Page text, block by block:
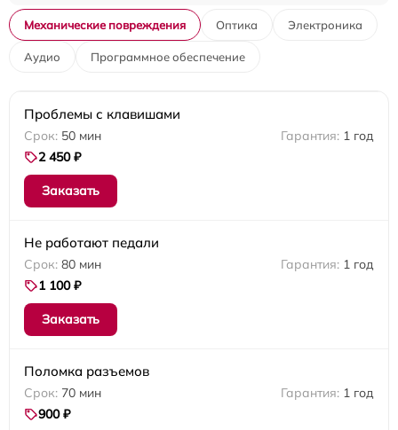
Механические повреждения Оптика Электроника
Аудио Программное обеспечение
Проблемы с клавишами
50 мин
1 год
2 450 ₽
Заказать
Не работают педали
80 мин
1 год
1 100 ₽
Заказать
Поломка разъемов
70 мин
1 год
900 ₽